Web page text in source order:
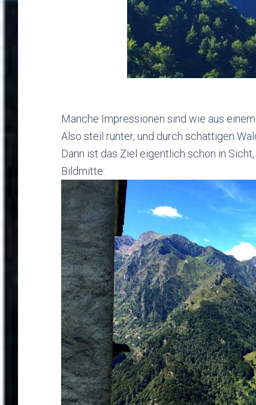
Manche Impressionen sind wie aus
Also steil runter, und durch schattigen
Dann ist das Ziel eigentlich schon in
Bildmitte: